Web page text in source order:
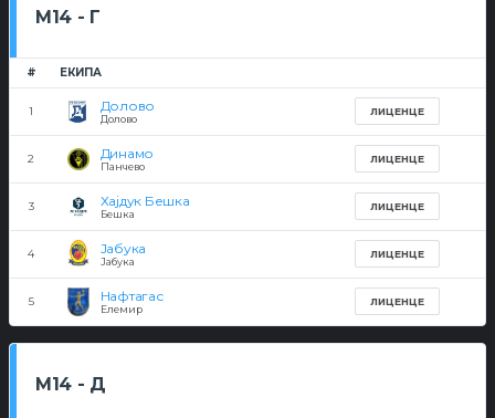
М14 - Г
# ЕКИПА
1 Долово
Долово
ЛИЦЕНЦЕ
2 Динамо
Панчево
ЛИЦЕНЦЕ
3 Хајдук Бешка
Бешка
ЛИЦЕНЦЕ
4 Јабука
Јабука
ЛИЦЕНЦЕ
5 Нафтагас
Елемир
ЛИЦЕНЦЕ
М14 - Д